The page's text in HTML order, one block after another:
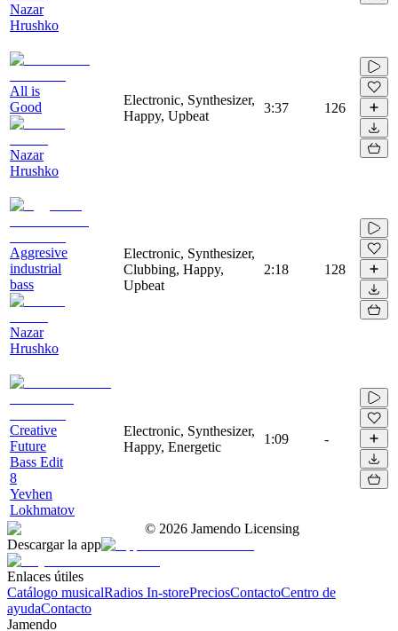
Nazar
Hrushko
All is
Good
Nazar
Hrushko
Electronic, Synthesizer,
Happy, Upbeat
3:37 126
Aggresive
industrial
bass
Nazar
Hrushko
Electronic, Synthesizer,
Clubbing, Happy,
Upbeat
2:18 128
Creative
Future
Bass Edit
8
Yevhen
Lokhmatov
Electronic, Synthesizer,
Happy, Energetic
1:09 -
© 2026 Jamendo Licensing
Descargar la app
Enlaces útiles
Catálogo musicalRadios In-storePreciosContactoCentro de
ayudaContacto
Jamendo